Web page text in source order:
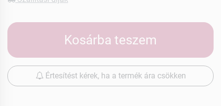
Kosárba teszem
Értesítést kérek, ha a termék ára csökken